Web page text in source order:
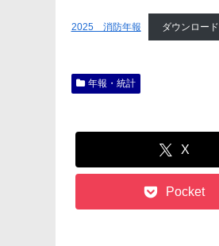
2025 消防年報 ダウンロード
年報・統計
X
Pocket